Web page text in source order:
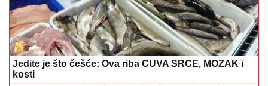
Jedite je što češće: Ova riba ČUVA SRCE, MOZAK i
kosti